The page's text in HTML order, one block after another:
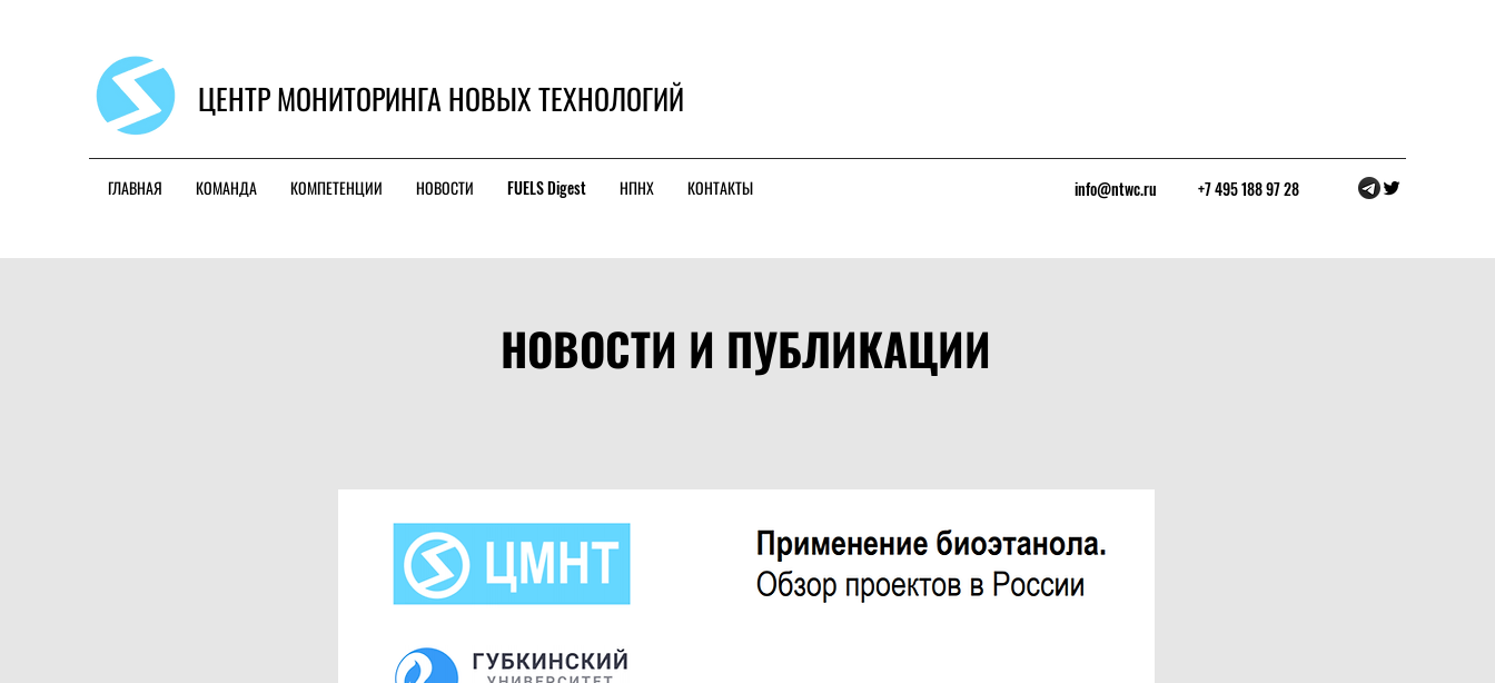
ЦЕНТР МОНИТОРИНГА НОВЫХ ТЕХНОЛОГИЙ
ГЛАВНАЯ КОМАНДА КОМПЕТЕНЦИИ НОВОСТИ FUELS Digest НПНХ КОНТАКТЫ info@ntwc.ru +7 495 188 97 28
НОВОСТИ И ПУБЛИКАЦИИ